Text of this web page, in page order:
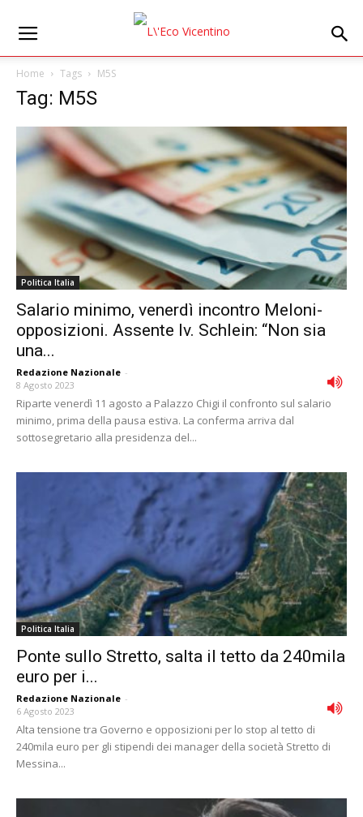
Home Tags M5S
Tag: M5S
Politica Italia
Salario minimo, venerdì incontro Meloni-
opposizioni. Assente Iv. Schlein: “Non sia
una...
Redazione Nazionale -
8 Agosto 2023
Riparte venerdì 11 agosto a Palazzo Chigi il confronto sul salario
minimo, prima della pausa estiva. La conferma arriva dal
sottosegretario alla presidenza del...
Politica Italia
Ponte sullo Stretto, salta il tetto da 240mila
euro per i...
Redazione Nazionale -
6 Agosto 2023
Alta tensione tra Governo e opposizioni per lo stop al tetto di
240mila euro per gli stipendi dei manager della società Stretto di
Messina...